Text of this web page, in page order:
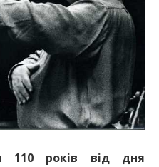
110 років від дня